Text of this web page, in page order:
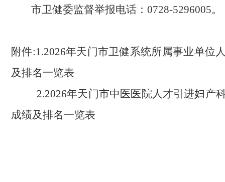
市卫健委监督举报电话：0728-5296005。
附件:1.2026年天门市卫健系统所属事业单位
及排名一览表
2.2026年天门市中医医院人才引进妇产
成绩及排名一览表